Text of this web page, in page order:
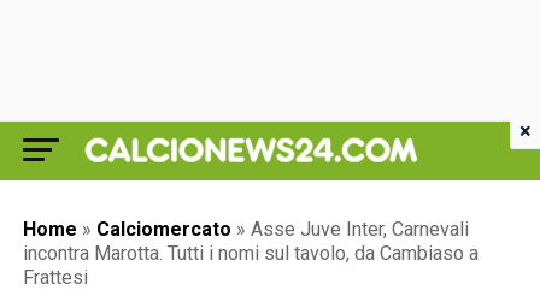
Home » Calciomercato » Asse Juve Inter, Carnevali
incontra Marotta. Tutti i nomi sul tavolo, da Cambiaso a
Frattesi
×